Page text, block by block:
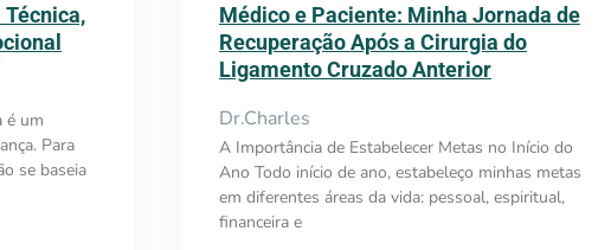
é um
Para
se baseia
Médico e Paciente: Minha Jornada de
Recuperação Após a Cirurgia do
Ligamento Cruzado Anterior
Dr.Charles
A Importância de Estabelecer Metas no Início do
Ano Todo início de ano, estabeleço minhas metas
em diferentes áreas da vida: pessoal, espiritual,
financeira e